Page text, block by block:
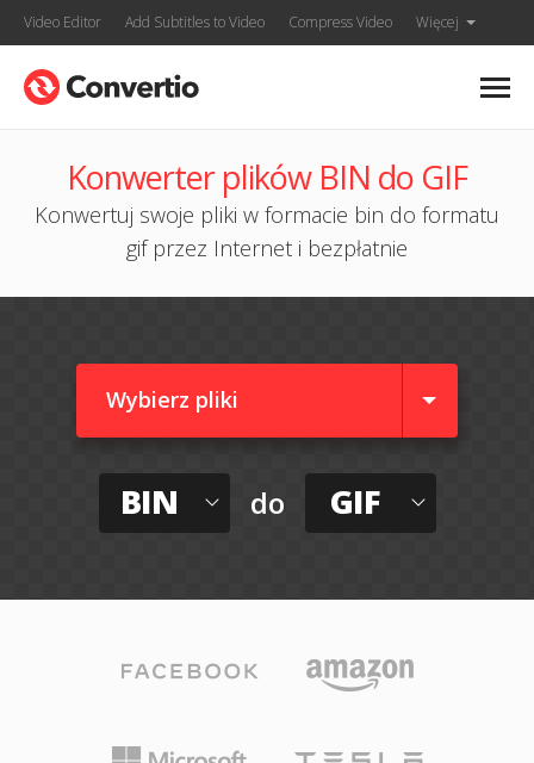
Video Editor Add Subtitles to Video Compress Video Więcej
Konwerter plików BIN do GIF
Konwertuj swoje pliki w formacie bin do formatu
gif przez Internet i bezpłatnie
Wybierz pliki
BIN do GIF